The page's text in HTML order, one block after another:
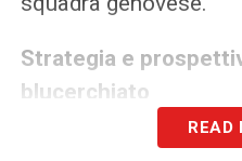
Strategia e
blucerchiato
L’eventuale arrivo di
READ